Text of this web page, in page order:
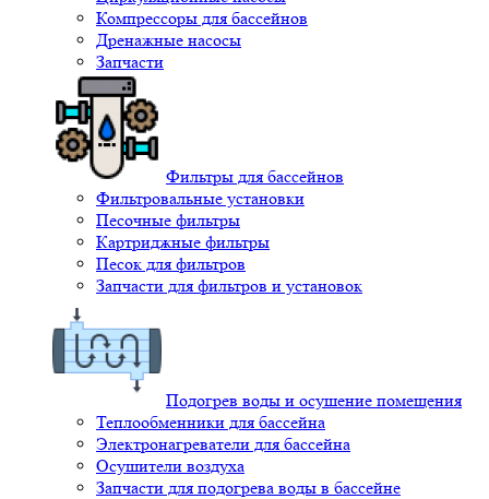
Компрессоры для бассейнов
Дренажные насосы
Запчасти
Фильтры для бассейнов
Фильтровальные установки
Песочные фильтры
Картриджные фильтры
Песок для фильтров
Запчасти для фильтров и установок
Подогрев воды и осушение помещения
Теплообменники для бассейна
Электронагреватели для бассейна
Осушители воздуха
Запчасти для подогрева воды в бассейне